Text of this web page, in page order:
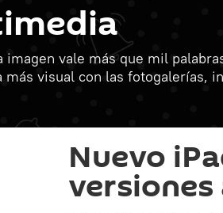
imagen vale más que mil
más visual con las fotogalerías,
Nuevo